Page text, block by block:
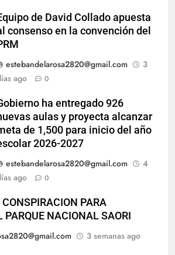
de David Collado apuesta
consenso en la convención del
estebandelarosa2820@gmail.com
3
ago
0
ha entregado 926
aulas y proyecta alcanzar
de 1,500 para inicio del año
2026-2027
estebandelarosa2820@gmail.com
4
ago
0
PARA
PARQUE NACIONAL SAORI
3 semanas ago